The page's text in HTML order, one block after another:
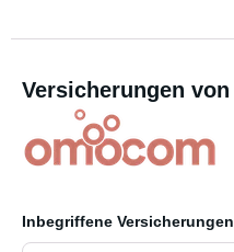
Versicherungen von
Inbegriffene Versicherungen